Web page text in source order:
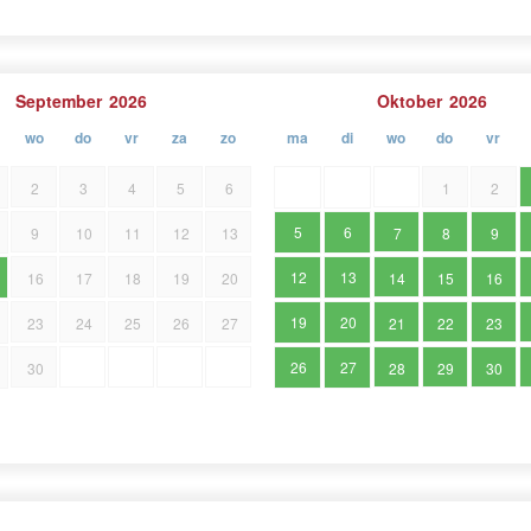
September 2026
wo do vr za zo
2 3 4 5 6
9 10 11 12 13
16 17 18 19 20
23 24 25 26 27
30
Oktober 2026
ma di wo do vr
1 2
5 6 7 8 9
12 13 14 15 16
19 20 21 22 23
26 27 28 29 30